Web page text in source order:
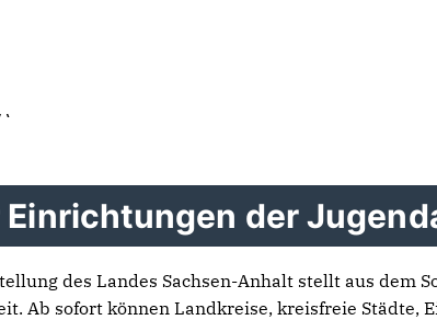
der
des Landes Sachsen-Anhalt stellt aus dem
Ab sofort können Landkreise, kreisfreie Städte,